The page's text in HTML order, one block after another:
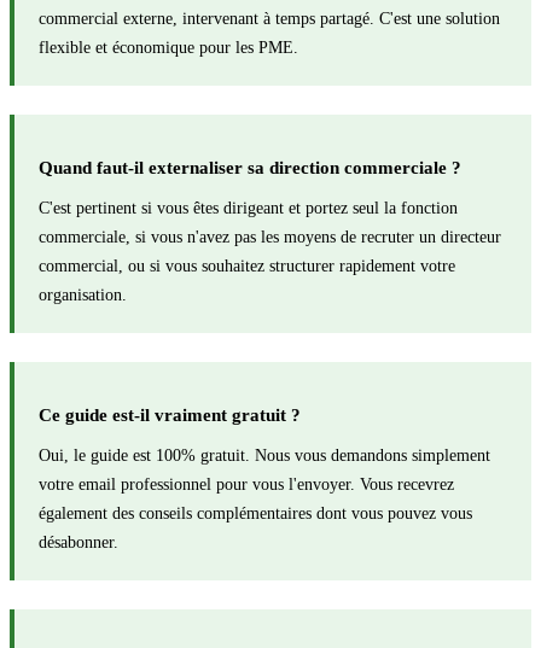
commercial externe, intervenant à temps partagé. C'est une solution
flexible et économique pour les PME.
Quand faut-il externaliser sa direction commerciale ?
C'est pertinent si vous êtes dirigeant et portez seul la fonction
commerciale, si vous n'avez pas les moyens de recruter un directeur
commercial, ou si vous souhaitez structurer rapidement votre
organisation.
Ce guide est-il vraiment gratuit ?
Oui, le guide est 100% gratuit. Nous vous demandons simplement
votre email professionnel pour vous l'envoyer. Vous recevrez
également des conseils complémentaires dont vous pouvez vous
désabonner.